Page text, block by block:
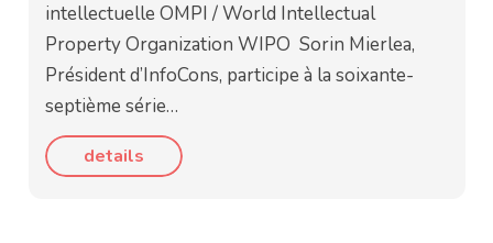
intellectuelle OMPI / World Intellectual
Property Organization WIPO Sorin Mierlea,
Président d’InfoCons, participe à la soixante-
septième série…
details